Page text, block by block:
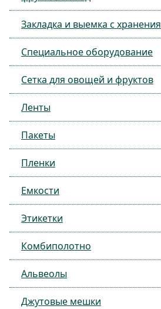
Закладка и выемка с хранения
Специальное оборудование
Сетка для овощей и фруктов
Ленты
Пакеты
Пленки
Емкости
Этикетки
Комбиполотно
Альвеолы
Джутовые мешки